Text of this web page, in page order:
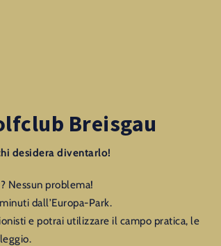
Breisgau
desidera diventarlo!
Nessun problema!
dall’Europa-Park.
e potrai utilizzare il campo pratica, le